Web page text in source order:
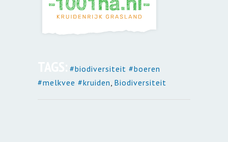
#biodiversiteit #boeren
#melkvee #kruiden, Biodiversiteit